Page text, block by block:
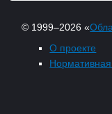
© 1999–2026 «
О проекте